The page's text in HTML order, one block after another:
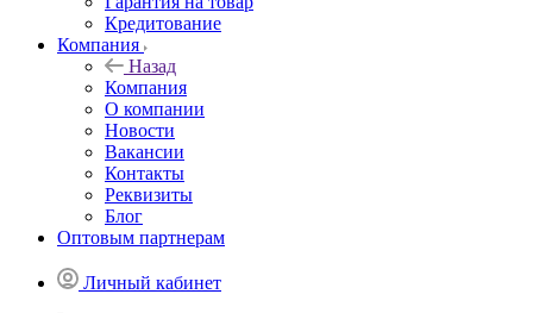
Кредитование
Компания
Назад
Компания
О компании
Новости
Вакансии
Контакты
Реквизиты
Блог
Оптовым партнерам
Личный кабинет